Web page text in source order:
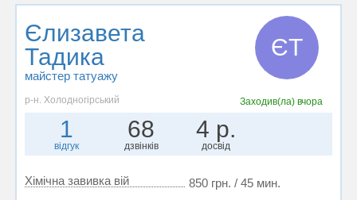
Єлизавета
Тадика
майстер татуажу
ЄТ
р-н. Холодногірський Заходив(ла) вчора
1
відгук
68
дзвінків
4 р.
досвід
Хімічна завивка вій 850 грн. / 45 мин.